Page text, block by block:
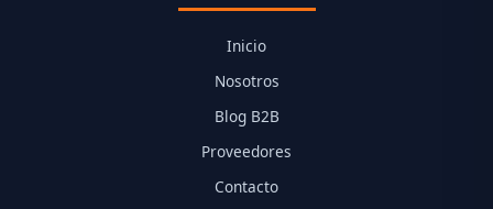
Inicio
Nosotros
Blog B2B
Proveedores
Contacto